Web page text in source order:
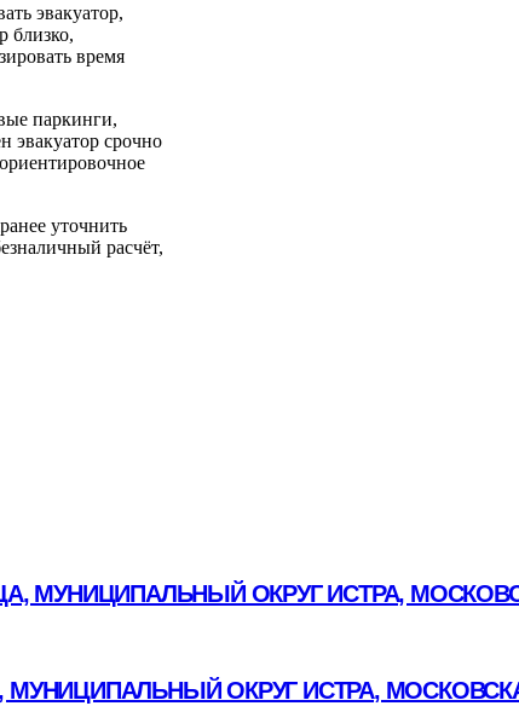
эвакуатор,
близко,
время
паркинги,
эвакуатор срочно
уточнить
расчёт,
МУНИЦИПАЛЬНЫЙ ОКРУГ ИСТРА,
ОКРУГ ИСТРА,